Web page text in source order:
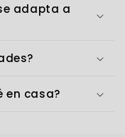
adapta a
en casa?